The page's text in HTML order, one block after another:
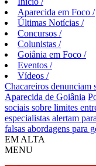
Aparecida em Foco /
Últimas Notícias /
Concursos /
Colunistas /
Goiânia em Foco /
Eventos /
Vídeos /
Chacareiros denunciam
Aparecida de Goiânia
sociais sobre limites
especialistas alertam
falsas abordagens para
EM ALTA
MENU